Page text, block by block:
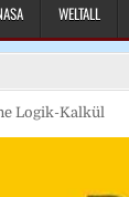
WELTALL
Logik-Kalkül